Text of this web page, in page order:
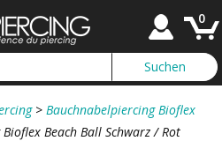
0
> Bauchnabelpiercing Bioflex
Beach Ball Schwarz / Rot